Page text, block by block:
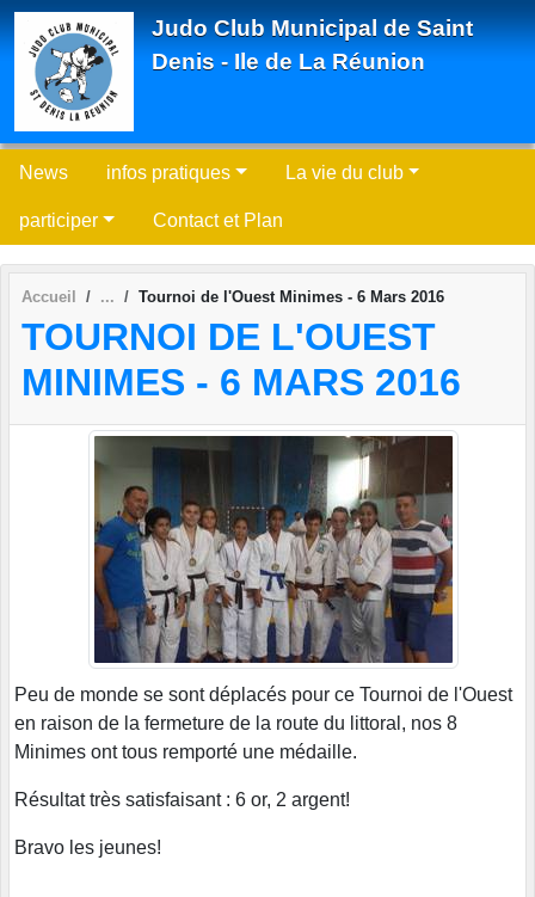
Judo Club Municipal de Saint
Denis - Ile de La Réunion
News infos pratiques La vie du club
participer Contact et Plan
Accueil Tournoi de l'Ouest Minimes - 6 Mars 2016
TOURNOI DE L'OUEST
MINIMES - 6 MARS 2016
Peu de monde se sont déplacés pour ce Tournoi de l'Ouest
en raison de la fermeture de la route du littoral, nos 8
Minimes ont tous remporté une médaille.
Résultat très satisfaisant : 6 or, 2 argent!
Bravo les jeunes!
Panneau de gestion des cookies